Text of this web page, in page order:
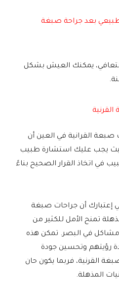
بعد جراحة صبغة
يمكنك العيش بشكل
القرانية في العين أن
يجب عليك استشارة طبيب
اتخاذ القرار الصحيح بناءً
إعتبارك أن جراحات صبغة
تمنح الأمل للكثير من
مشاكل في البصر. تمكن هذه
رؤيتهم وتحسين جودة
القرنية، فربما يكون حان
المذهلة.